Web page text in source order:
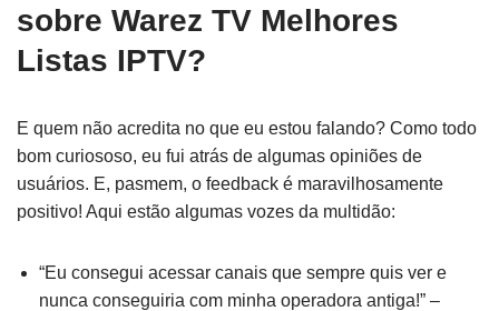
sobre Warez TV Melhores
Listas IPTV?
E quem não acredita no que eu estou falando? Como todo
bom curiososo, eu fui atrás de algumas opiniões de
usuários. E, pasmem, o feedback é maravilhosamente
positivo! Aqui estão algumas vozes da multidão:
“Eu consegui acessar canais que sempre quis ver e
nunca conseguiria com minha operadora antiga!” –